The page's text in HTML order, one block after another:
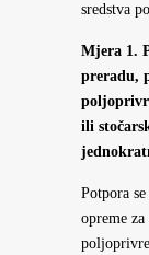
sredstva
Mjera 1.
preradu,
ili
Potpora
opreme